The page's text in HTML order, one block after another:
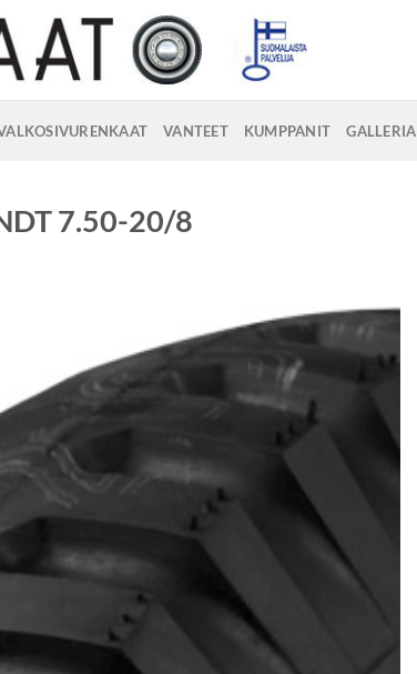
VANTEET KUMPPANIT GALLERIA
7.50-20/8